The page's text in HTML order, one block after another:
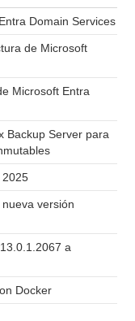
Domain Services
de Microsoft
Microsoft Entra
Backup Server para
2025
versión
a
Docker